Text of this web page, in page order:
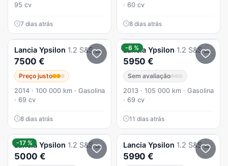
95 cv
7 dias atrás
· 60 cv
8 dias atrás
Lancia Ypsilon 1.2 S&S Gold
7500 €
Preço justo
2014 · 100 000 km · Gasolina
· 69 cv
8 dias atrás
-6 %
Lancia Ypsilon 1.2 S&S Gold
5950 €
Sem avaliação
2013 · 105 000 km · Gasolina
· 69 cv
11 dias atrás
-17 %
Lancia Ypsilon 1.2 S&S Silver
5000 €
Lancia Ypsilon 1.2 S&S GolD
5990 €